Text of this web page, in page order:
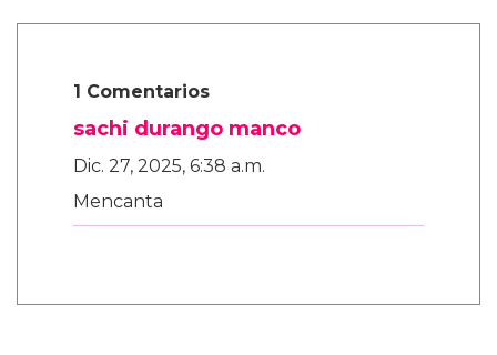
1 Comentarios
sachi durango manco
Dic. 27, 2025, 6:38 a.m.
Mencanta